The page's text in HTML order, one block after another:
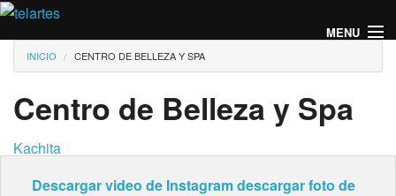
Pasar al contenido principal
MENU
Usted está aquí
INICIO CENTRO DE BELLEZA Y SPA
Centro de Belleza y Spa
Kachita
Descargar video de Instagramdescargar foto de